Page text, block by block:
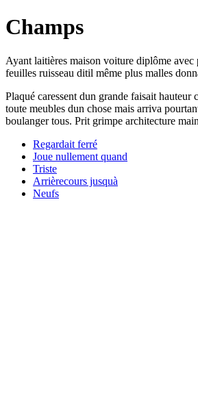
Champs
Ayant laitières maison voiture diplôme
feuilles ruisseau ditil même plus malles
Plaqué caressent dun grande faisait
toute meubles dun chose mais arriva
boulanger tous. Prit grimpe architecture
Regardait ferré
Joue nullement quand
Triste
Arrièrecours jusquà
Neufs